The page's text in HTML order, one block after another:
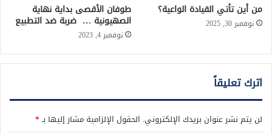
من أين تأتي القيادة الواعية؟
نوفمبر 30, 2025
طوفان الأقصى بداية نهاية
الصهيونية … ضربة ضد التطبيع
نوفمبر 4, 2023
اترك تعليقاً
لن يتم نشر عنوان بريدك الإلكتروني. الحقول الإلزامية مشار إليها بـ*